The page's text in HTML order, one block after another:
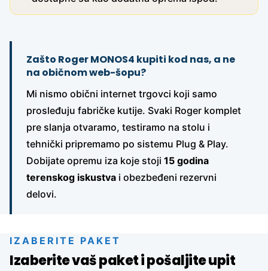
Zašto Roger MONOS4 kupiti kod nas, a ne
na običnom web-šopu?
Mi nismo obični internet trgovci koji samo
prosleđuju fabričke kutije. Svaki Roger komplet
pre slanja otvaramo, testiramo na stolu i
tehnički pripremamo po sistemu Plug & Play.
Dobijate opremu iza koje stoji 15 godina
terenskog iskustva i obezbeđeni rezervni
delovi.
IZABERITE PAKET
Izaberite vaš paket i pošaljite upit